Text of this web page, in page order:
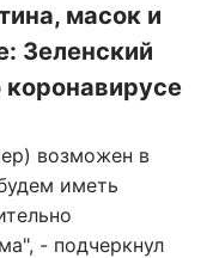
масок и
Зеленский
коронавирусе
возможен в
иметь
- подчеркнул